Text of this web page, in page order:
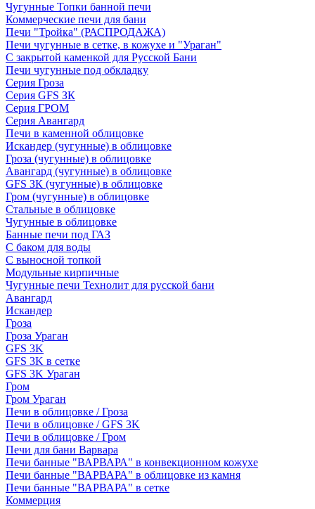
Чугунные Топки банной печи
Коммерческие печи для бани
Печи "Тройка" (РАСПРОДАЖА)
Печи чугунные в сетке, в кожухе и "Ураган"
С закрытой каменкой для Русской Бани
Печи чугунные под обкладку
Серия Гроза
Серия GFS ЗК
Серия ГРОМ
Серия Авангард
Печи в каменной облицовке
Искандер (чугунные) в облицовке
Гроза (чугунные) в облицовке
Авангард (чугунные) в облицовке
GFS ЗК (чугунные) в облицовке
Гром (чугунные) в облицовке
Стальные в облицовке
Чугунные в облицовке
Банные печи под ГАЗ
С баком для воды
С выносной топкой
Модульные кирпичные
Чугунные печи Технолит для русской бани
Авангард
Искандер
Гроза
Гроза Ураган
GFS 3K
GFS 3K в сетке
GFS 3K Ураган
Гром
Гром Ураган
Печи в облицовке / Гроза
Печи в облицовке / GFS 3K
Печи в облицовке / Гром
Печи для бани Варвара
Печи банные "ВАРВАРА" в конвекционном кожухе
Печи банные "ВАРВАРА" в облицовке из камня
Печи банные "ВАРВАРА" в сетке
Коммерция